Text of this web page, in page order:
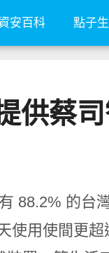
安百科 點子
供蔡
88.2% 的台
使用使間更